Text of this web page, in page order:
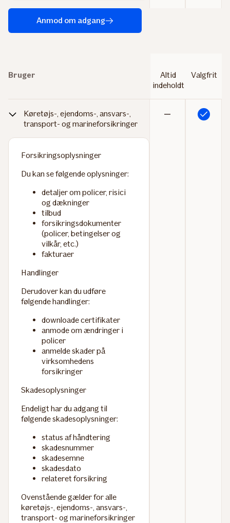
Anmod om adgang
Bruger
Altid
indeholdt
Valgfrit
Køretøjs-, ejendoms-, ansvars-,
transport- og marineforsikringer
Forsikringsoplysninger
Du kan se følgende oplysninger:
detaljer om policer, risici
og dækninger
tilbud
forsikringsdokumenter
(policer, betingelser og
vilkår, etc.)
fakturaer
Handlinger
Derudover kan du udføre
følgende handlinger:
downloade certifikater
anmode om ændringer i
policer
anmelde skader på
virksomhedens
forsikringer
Skadesoplysninger
Endeligt har du adgang til
følgende skadesoplysninger:
status af håndtering
skadesnummer
skadesemne
skadesdato
relateret forsikring
Ovenstående gælder for alle
køretøjs-, ejendoms-, ansvars-,
transport- og marineforsikringer
Inkluderet